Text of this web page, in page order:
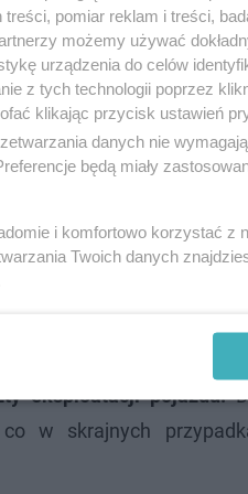
bieżnika. Środek opony
szybszego starcia
prowadzenia pojazdu.
mogą być opóźnione.
silnik musi zużywać
eksploatacji pojazdu.
w skrajnych
pomiar reklam i treści,
możemy używać
urządzenia do celów
z tych technologii poprzez
klikając przycisk ustawień
danych nie
będą miały
i komfortowo korzystać z
Twoich danych